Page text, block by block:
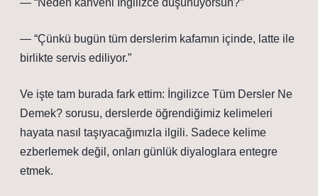
— “Neden kahveni İngilizce düşünüyorsun?”
— “Çünkü bugün tüm derslerim kafamın içinde, latte ile
birlikte servis ediliyor.”
Ve işte tam burada fark ettim: İngilizce Tüm Dersler Ne
Demek? sorusu, derslerde öğrendiğimiz kelimeleri
hayata nasıl taşıyacağımızla ilgili. Sadece kelime
ezberlemek değil, onları günlük diyaloglara entegre
etmek.